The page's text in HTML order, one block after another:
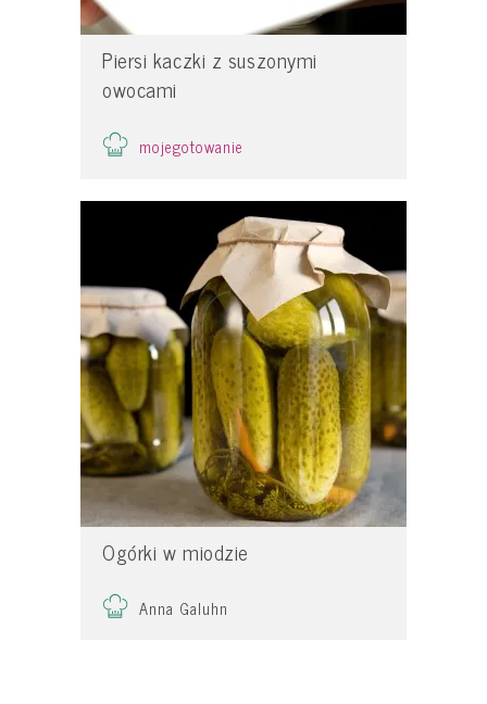
Piersi kaczki z suszonymi
owocami
mojegotowanie
Ogórki w miodzie
Anna Galuhn